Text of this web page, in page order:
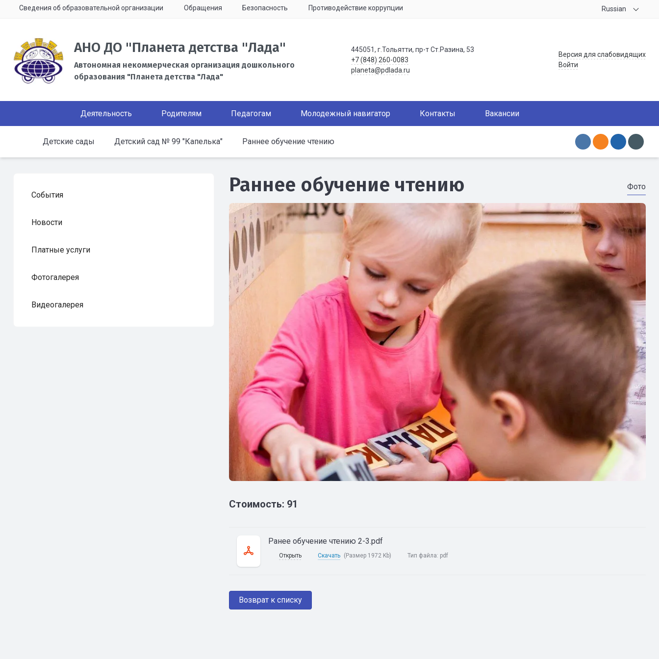
Сведения об образовательной организации Обращения Безопасность Противодействие коррупции Russian
АНО ДО "Планета детства "Лада"
Автономная некоммерческая организация дошкольного
образования "Планета детства "Лада"
445051, г.Тольятти, пр-т Ст.Разина, 53
+7 (848) 260-0083
planeta@pdlada.ru
Версия для слабовидящих
Войти
Деятельность Родителям Педагогам Молодежный навигатор Контакты Вакансии
Детские сады Детский сад № 99 "Капелька" Раннее обучение чтению
События
Новости
Платные услуги
Фотогалерея
Видеогалерея
Раннее обучение чтению Фото
Стоимость: 91
Ранее обучение чтению 2-3.pdf
Открыть Скачать (Размер 1972 Kb) Тип файла: pdf
Возврат к списку